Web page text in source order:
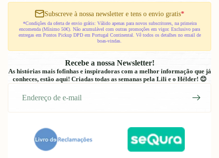
Subscreve à nossa newsletter e tens o envio gratis*
*Condições da oferta de envio grátis: Válido apenas para novos subscritores, na primeira
encomenda (Mínimo 50€). Não acumulável com outras promoções em vigor. Exclusivo para
entregas em Pontos Pickup DPD em Portugal Continental. Vê todos os detalhes no email de
boas-vindas.
Recebe a nossa Newsletter!
As histórias mais fofinhas e inspiradoras com a melhor informação que já
conheces, estão aqui! Criadas todas as semanas pela Lili e o Hélder! 😊